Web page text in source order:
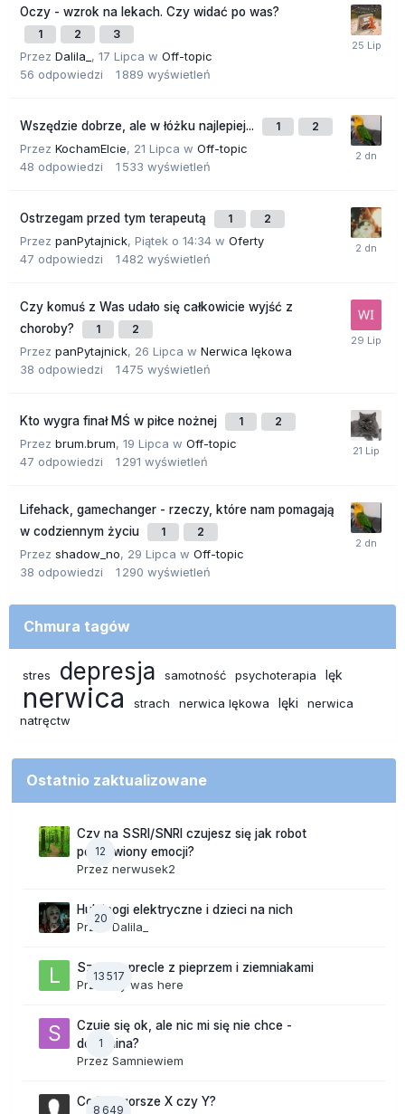
Oczy - wzrok na lekach. Czy widać po was?
1 2 3
Przez Dalila_ , 17 Lipca w Off-topic
56 odpowiedzi 1 889 wyświetleń
Wszędzie dobrze, ale w łóżku najlepiej... 1 2
Przez KochamElcie, 21 Lipca w Off-topic
48 odpowiedzi 1 533 wyświetleń
Ostrzegam przed tym terapeutą 1 2
Przez panPytajnick, Piątek o 14:34 w Oferty
47 odpowiedzi 1 482 wyświetleń
Czy komuś z Was udało się całkowicie wyjść z
choroby?
1 2
Przez panPytajnick, 26 Lipca w Nerwica lękowa
38 odpowiedzi 1 475 wyświetleń
Kto wygra finał MŚ w piłce nożnej 1 2
Przez brum.brum, 19 Lipca w Off-topic
47 odpowiedzi 1 291 wyświetleń
Lifehack, gamechanger - rzeczy, które nam pomagają
w codziennym życiu
1 2
Przez shadow_no, 29 Lipca w Off-topic
38 odpowiedzi 1 290 wyświetleń
Chmura tagów
stres depresja samotność psychoterapia lęk
nerwica strach nerwica lękowa lęki
nerwica
natręctw
Ostatnio zaktualizowane
12
Czy na SSRI/SNRI czujesz się jak robot
pozbawiony emocji?
Przez nerwusek2
20
Hulajnogi elektryczne i dzieci na nich
Przez Dalila_
13 517
Szalone precle z pieprzem i ziemniakami
Przez lily was here
1
Czuje się ok, ale nic mi się nie chce -
dopamina?
Przez Samniewiem
8 649
Co jest gorsze X czy Y?